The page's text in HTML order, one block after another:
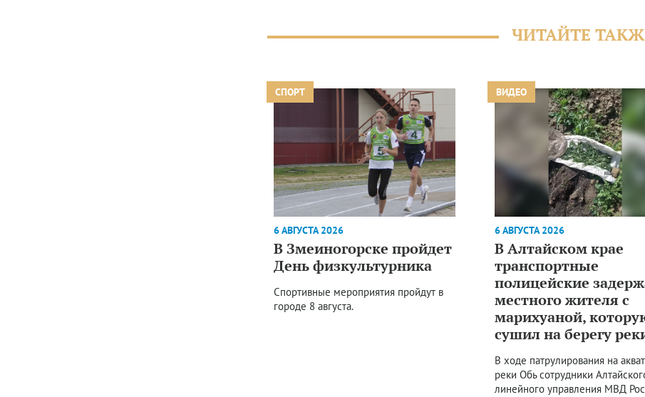
ЧИТАЙТЕ
СПОРТ
6 АВГУСТА 2026
В Змеиногорске пройдет
День физкультурника
Спортивные мероприятия пройдут в
городе 8 августа.
ВИДЕО
6 АВГУСТА 2026
В Алтайском крае
транспортные
полицейские
местного жителя с
марихуаной,
сушил на берегу
В ходе патрулирования на
реки Обь сотрудники
линейного управления МВД